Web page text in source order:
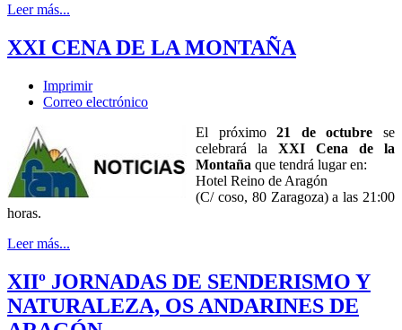
Leer más...
XXI CENA DE LA MONTAÑA
Imprimir
Correo electrónico
El próximo21 de octubre se
celebrará la XXI Cena de la
Montaña que tendrá lugar en:
Hotel Reino de Aragón
(C/ coso, 80 Zaragoza) a las 21:00
horas.
Leer más...
XIIº JORNADAS DE SENDERISMO Y
NATURALEZA, OS ANDARINES DE